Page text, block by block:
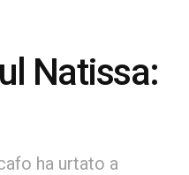
Natissa:
ha urtato a